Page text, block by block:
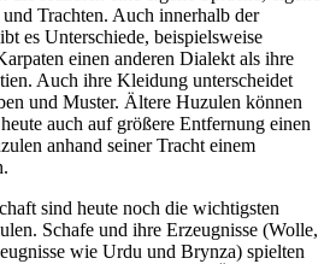
Trachten. Auch innerhalb der
es Unterschiede, beispielsweise
einen anderen Dialekt als ihre
Auch ihre Kleidung unterscheidet
und Muster. Ältere Huzulen können
auch auf größere Entfernung einen
anhand seiner Tracht einem
sind heute noch die wichtigsten
Schafe und ihre Erzeugnisse (Wolle,
wie Urdu und Brynza) spielten